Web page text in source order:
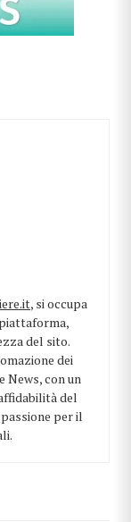
, si occupa
del sito.
dei
News, con un
del
per il